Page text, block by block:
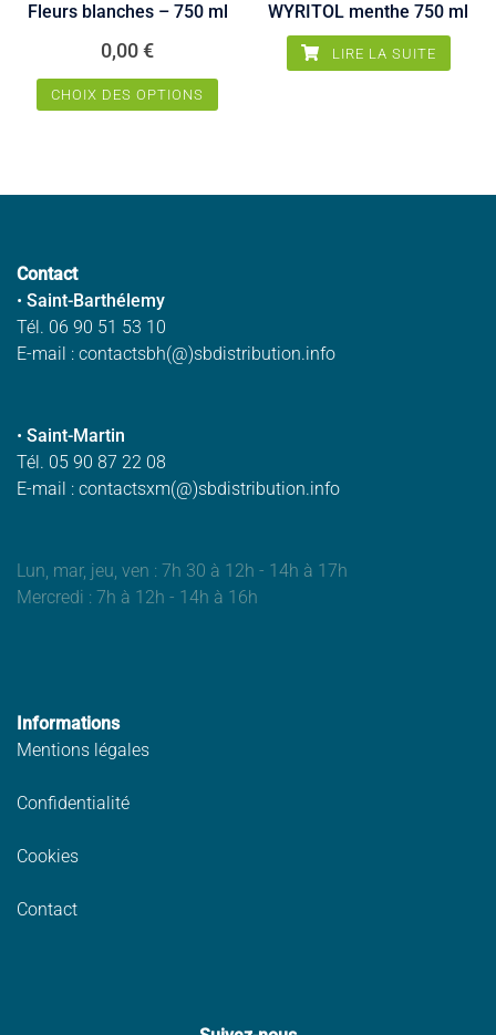
la
page
produit
Fleurs blanches – 750 ml
0,00€
CHOIX DES OPTIONS
options
peuvent
être
page
du
WYRITOL menthe 750 ml
LIRE LA SUITE
Contact
• Saint-Barthélemy
Tél. 06 90 51 53 10
E-mail : contactsbh(@)sbdistribution.info
• Saint-Martin
Tél. 05 90 87 22 08
E-mail : contactsxm(@)sbdistribution.info
Lun, mar, jeu, ven : 7h 30 à 12h - 14h à 17h
Mercredi : 7h à 12h - 14h à 16h
Informations
Mentions légales
Confidentialité
Cookies
Contact